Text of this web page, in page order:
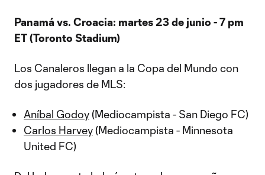
Panamá vs. Croacia: martes 23 de junio - 7 pm
ET (Toronto Stadium)
Los Canaleros llegan a la Copa del Mundo con
dos jugadores de MLS:
Aníbal Godoy(Mediocampista - San Diego FC)
Carlos Harvey(Mediocampista - Minnesota
United FC)